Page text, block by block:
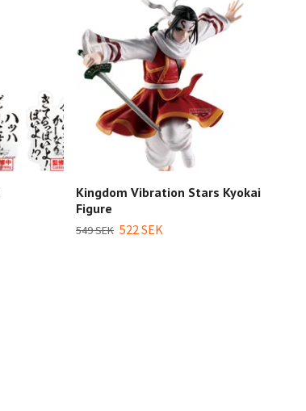
Kingdom Vibration Stars Kyokai
Figure
549 SEK 522 SEK